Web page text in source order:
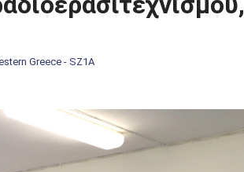
Greece - SZ1A